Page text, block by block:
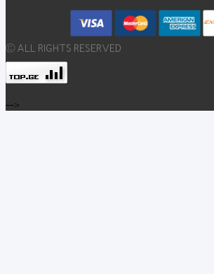
© ALL RIGHTS RESERVED
-->